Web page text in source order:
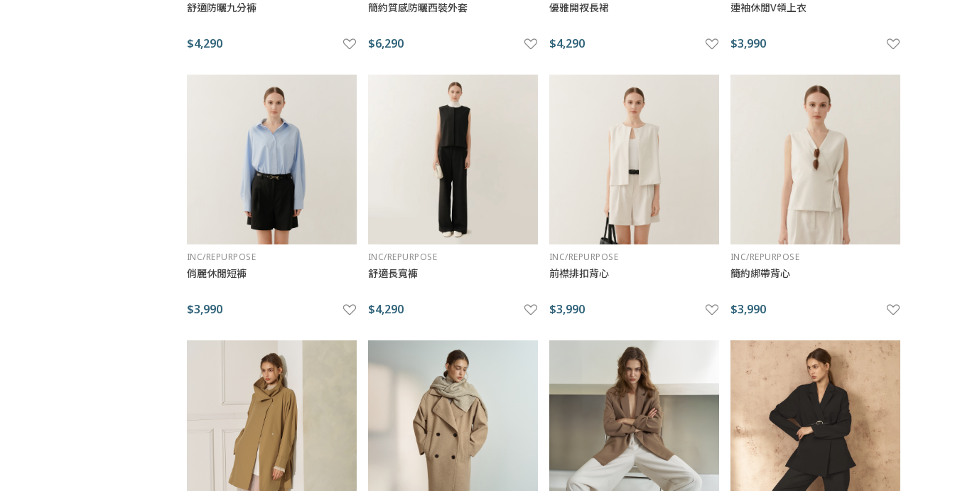
舒適防曬九分褲
$4,290
簡約質感防曬西裝外套
$6,290
優雅開衩長裙
$4,290
連袖休閒V領上衣
$3,990
INC/REPURPOSE
俏麗休閒短褲
$3,990
INC/REPURPOSE
舒適長寬褲
$4,290
INC/REPURPOSE
前襟排扣背心
$3,990
INC/REPURPOSE
簡約綁帶背心
$3,990